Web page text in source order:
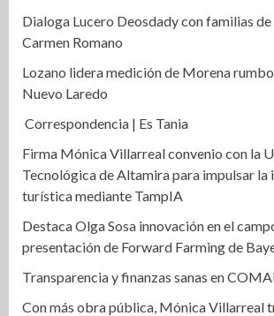
Dialoga Lucero Deosdady con familias
Carmen Romano
Lozano lidera medición de Morena
Nuevo Laredo
Correspondencia | Es Tania
Firma Mónica Villarreal convenio con la
Tecnológica de Altamira para impulsar la
turística mediante TampIA
Destaca Olga Sosa innovación en el
presentación de Forward Farming de
Transparencia y finanzas sanas en
Con más obra pública, Mónica Villarreal